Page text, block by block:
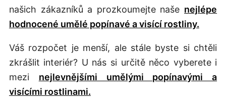
našich zákazníků a prozkoumejte naše nejlépe
hodnocené umělé popínavé a visící rostliny.
Váš rozpočet je menší, ale stále byste si chtěli
zkrášlit interiér? U nás si určitě něco vyberete i
mezi nejlevnějšími umělými popínavými a
visícími rostlinami.